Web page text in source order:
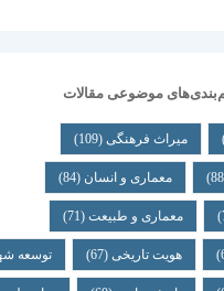
موضوعی مقالات
فرهنگی (109)
معماری و انسان (84)
و طبیعت (71)
تاریخی(67) توسعه شهری(62)